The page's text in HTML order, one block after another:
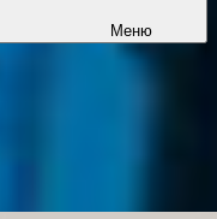
Меню